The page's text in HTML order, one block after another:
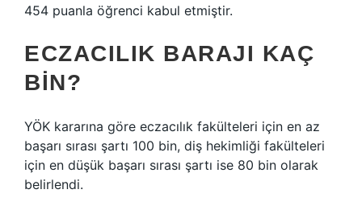
454 puanla öğrenci kabul etmiştir.
ECZACILIK BARAJI KAÇ
BIN?
YÖK kararına göre eczacılık fakülteleri için en az
başarı sırası şartı 100 bin, diş hekimliği fakülteleri
için en düşük başarı sırası şartı ise 80 bin olarak
belirlendi.